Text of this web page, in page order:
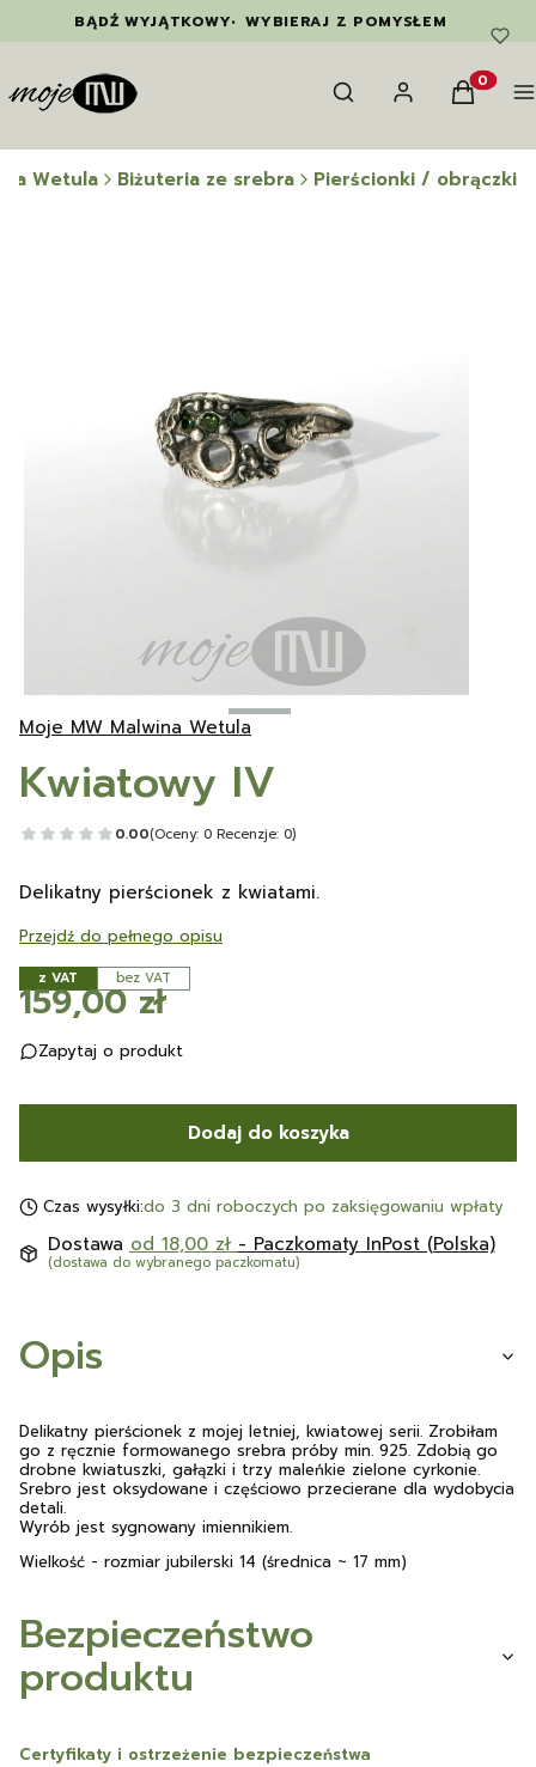
BĄDŹ WYJĄTKOWY• WYBIERAJ Z POMYSŁEM
Otwórz wyszukiwarkę
Szukaj Zaloguj sięKoszyk
Wetula Biżuteria ze srebra Pierścionki / obrączki
Moje MW Malwina Wetula
Kwiatowy IV
0.00(Oceny: 0 Recenzje: 0)
Delikatny pierścionek z kwiatami.
Przejdź do pełnego opisu
z VAT bez VAT
Cena
159,00 zł
Zapytaj o produkt
Dodaj do koszyka
Czas wysyłki:do 3 dni roboczych po zaksięgowaniu wpłaty
Dostawa od 18,00 zł - Paczkomaty InPost (Polska)
(dostawa do wybranego paczkomatu)
Opis
Delikatny pierścionek z mojej letniej, kwiatowej serii. Zrobiłam
go z ręcznie formowanego srebra próby min. 925. Zdobią go
drobne kwiatuszki, gałązki i trzy maleńkie zielone cyrkonie.
Srebro jest oksydowane i częściowo przecierane dla wydobycia
detali.
Wyrób jest sygnowany imiennikiem.
Wielkość - rozmiar jubilerski 14 (średnica ~ 17 mm)
Bezpieczeństwo
produktu
Certyfikaty i ostrzeżenie bezpieczeństwa